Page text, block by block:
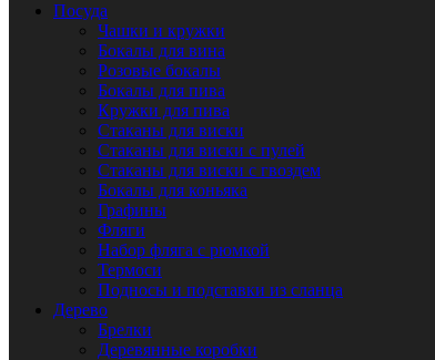
Посуда
Чашки и кружки
Бокалы для вина
Розовые бокалы
Бокалы для пива
Кружки для пива
Стаканы для виски
Стаканы для виски с пулей
Стаканы для виски с гвоздем
Бокалы для коньяка
Графины
Фляги
Набор фляга с рюмкой
Термоси
Подносы и подставки из сланца
Дерево
Брелки
Деревянные коробки